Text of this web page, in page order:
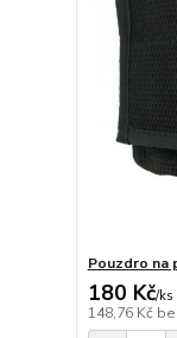
Pouzdro na
180 Kč/ks
148,76 Kč